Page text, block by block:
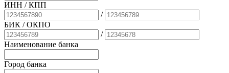
ИНН / КПП
/
БИК / ОКПО
/
Наименование банка
Город банка